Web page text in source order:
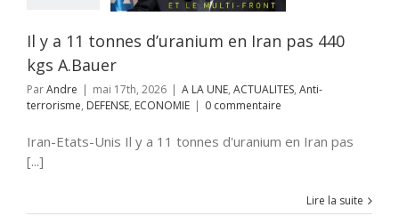
Il y a 11 tonnes d’uranium en Iran pas 440
kgs A.Bauer
ParAndre | mai 17th, 2026 | A LA UNE, ACTUALITES, Anti-
terrorisme, DEFENSE, ECONOMIE | 0 commentaire
Iran-Etats-Unis Il y a 11 tonnes d'uranium en Iran pas
[...]
Lire la suite